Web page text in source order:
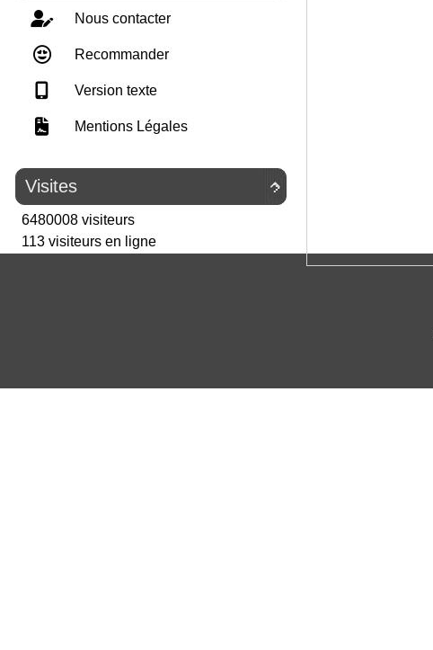
Nous contacter
Recommander
Version texte
Mentions Légales

Visites
6480008 visiteurs
113 visiteurs en ligne